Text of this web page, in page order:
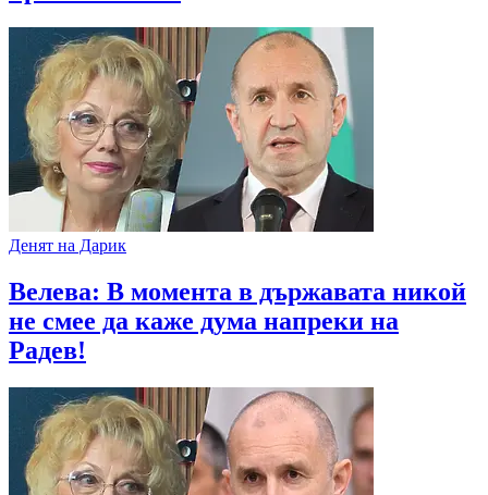
Денят на Дарик
Велева: В момента в държавата никой
не смее да каже дума напреки на
Радев!